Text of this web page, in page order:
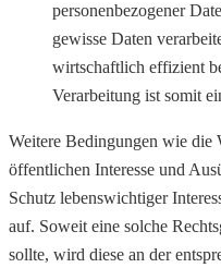
personenbezogener
gewisse Daten
wirtschaftlich effizient
Verarbeitung ist somit
Weitere Bedingungen wie die
öffentlichen Interesse und
Schutz lebenswichtiger
auf. Soweit eine solche
sollte, wird diese an der